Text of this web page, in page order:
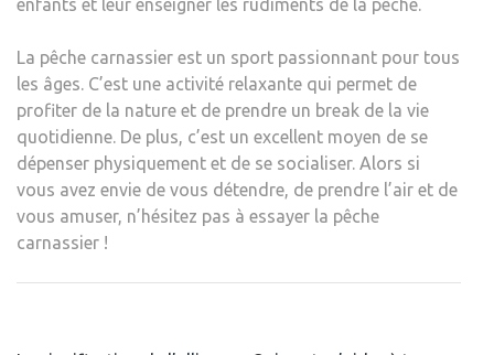
enfants et leur enseigner les rudiments de la pêche.
La pêche carnassier est un sport passionnant pour tous
les âges. C’est une activité relaxante qui permet de
profiter de la nature et de prendre un break de la vie
quotidienne. De plus, c’est un excellent moyen de se
dépenser physiquement et de se socialiser. Alors si
vous avez envie de vous détendre, de prendre l’air et de
vous amuser, n’hésitez pas à essayer la pêche
carnassier !